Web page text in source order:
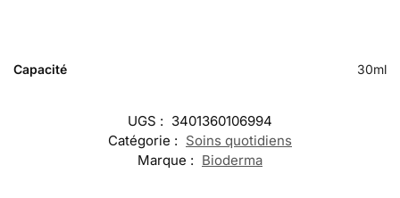
Capacité 30ml
UGS : 3401360106994
Catégorie : Soins quotidiens
Marque : Bioderma